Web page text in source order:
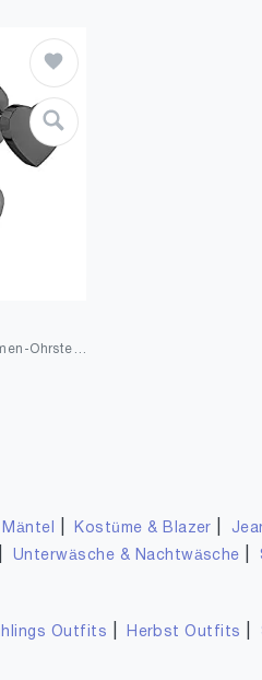
Mäntel Kostüme & Blazer
Unterwäsche & Nachtwäsche
Outfits Herbst Outfits